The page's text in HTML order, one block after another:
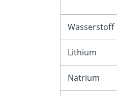
Wasserstoff
Lithium
Natrium